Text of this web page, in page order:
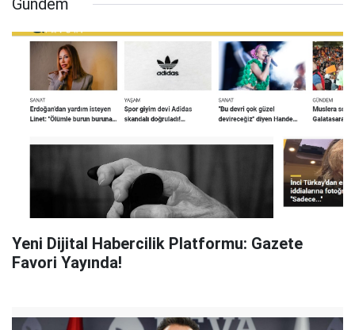
Gündem
Yeni Dijital Habercilik Platformu: Gazete
Favori Yayında!